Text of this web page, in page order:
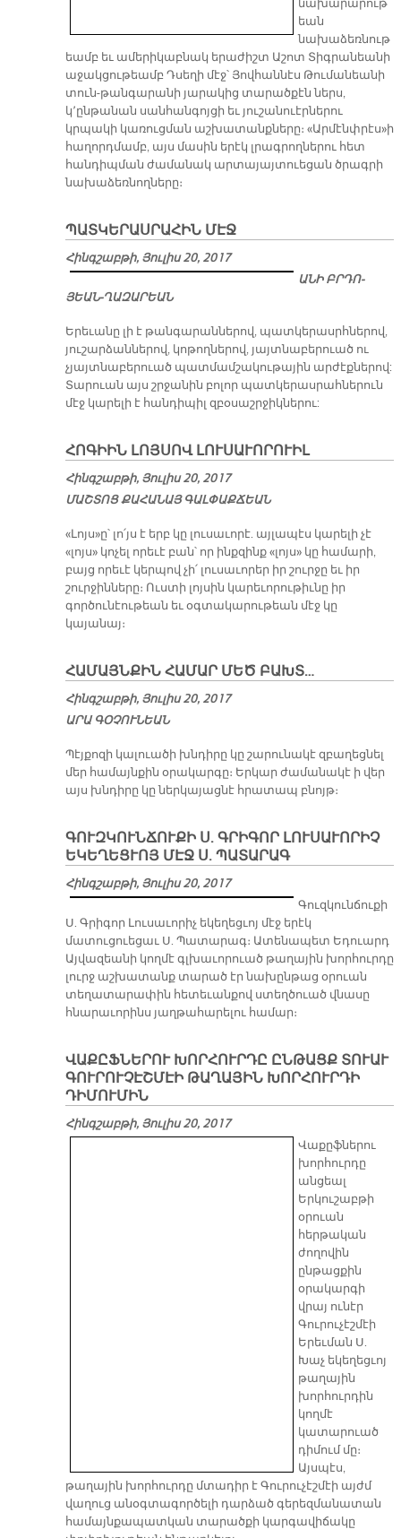
նախարարութ
եան
նախաձեռնութ
եամբ եւ ամերիկաբնակ երաժիշտ Աշոտ Տիգրանեանի
աջակցութեամբ Դսեղի մէջ՝ Յովհաննէս Թումանեանի
տուն-թանգարանի յարակից տարածքէն ներս,
կ՚ընթանան սանհանգոյցի եւ յուշանուէրներու
կրպակի կառուցման աշխատանքները։ «Արմէնփրէս»ի
հաղորդմամբ, այս մասին երէկ լրագրողներու հետ
հանդիպման ժամանակ արտայայտուեցան ծրագրի
նախաձեռնողները։
ՊԱՏԿԵՐԱՍՐԱՀԻՆ ՄԷՋ
Հինգշաբթի, Յուլիս 20, 2017
Ա­ՆԻ ԲՐԴՈ­
ՅԵԱՆ-ՂԱԶ­ԱՐԵԱՆ
Երեւանը լի է թանգարաններով, պատկերասրհներով,
յուշարձաններով, կոթողներով, յայտնաբերուած ու
չյայտնաբերուած պատմամշակութային արժէքներով:
Տարուան այս շրջանին բոլոր պատկերասրահներուն
մէջ կարելի է հանդիպիլ զբօսաշրջիկներու:
ՀՈԳԻԻՆ ԼՈՅՍՈՎ ԼՈՒՍԱՒՈՐՈՒԻԼ
Հինգշաբթի, Յուլիս 20, 2017
ՄԱՇ­ՏՈՑ ՔԱ­ՀԱ­ՆԱՅ ԳԱԼ­ՓԱՔ­ՃԵԱՆ
«Լոյս»ը՝ լո՛յս է երբ կը լուսաւորէ. այլապէս կարելի չէ
«լոյս» կոչել որեւէ բան՝ որ ինքզինք «լոյս» կը համարի,
բայց որեւէ կերպով չի՛ լուսաւորեր իր շուրջը եւ իր
շուրջինները։ Ուստի լոյսին կարեւորութիւնը իր
գործունէութեան եւ օգտակարութեան մէջ կը
կայանայ։
ՀԱՄԱՅՆՔԻՆ ՀԱՄԱՐ ՄԵԾ ԲԱԽՏ…
Հինգշաբթի, Յուլիս 20, 2017
ԱՐԱ ԳՕՉՈՒՆԵԱՆ
Պէյքոզի կալուածի խնդիրը կը շարունակէ զբաղեցնել
մեր համայնքին օրակարգը։ Երկար ժամանակէ ի վեր
այս խնդիրը կը ներկայացնէ հրատապ բնոյթ։
ԳՈՒԶԿՈՒՆՃՈՒՔԻ Ս. ԳՐԻԳՈՐ ԼՈՒՍԱՒՈՐԻՉ
ԵԿԵՂԵՑՒՈՅ ՄԷՋ Ս. ՊԱՏԱՐԱԳ
Հինգշաբթի, Յուլիս 20, 2017
Գուզկունճուքի
Ս. Գրիգոր Լուսաւորիչ եկեղեցւոյ մէջ երէկ
մատուցուեցաւ Ս. Պատարագ։ Ատենապետ Եդուարդ
Այվազեանի կողմէ գլխաւորուած թաղային խորհուրդը
լուրջ աշխատանք տարած էր նախընթաց օրուան
տեղատարափին հետեւանքով ստեղծուած վնասը
հնարաւորինս յաղթահարելու համար։
ՎԱՔԸՖՆԵՐՈՒ ԽՈՐՀՈՒՐԴԸ ԸՆԹԱՑՔ ՏՈՒԱՒ
ԳՈՒՐՈՒՉԷՇՄԷԻ ԹԱՂԱՅԻՆ ԽՈՐՀՈՒՐԴԻ
ԴԻՄՈՒՄԻՆ
Հինգշաբթի, Յուլիս 20, 2017
Վաքըֆներու
խորհուրդը
անցեալ
Երկուշաբթի
օրուան
հերթական
ժողովին
ընթացքին
օրակարգի
վրայ ունէր
Գուրուչէշմէի
Երեւման Ս.
Խաչ եկեղեցւոյ
թաղային
խորհուրդին
կողմէ
կատարուած
դիմում մը։
Այսպէս,
թաղային խորհուրդը մտադիր է Գուրուչէշմէի այժմ
վաղուց անօգտագործելի դարձած գերեզմանատան
համայնքապատկան տարածքի կարգավիճակը